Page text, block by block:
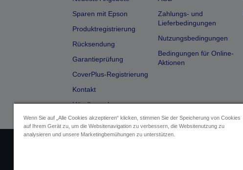
Sparen mit Epson
Produktregistrierung
Rücksendung
Garantieprüfung
CoverPlus-Registrierung
Kontakt
Händlersuche
Zahlungs- und
Lieferbedingungen
Nutzungsbedingungen
Bedingungen für Online-
Aktionen
Wenn Sie auf „Alle Cookies akzeptieren“ klicken, stimmen Sie der Speicherung von Cookies
auf Ihrem Gerät zu, um die Websitenavigation zu verbessern, die Websitenutzung zu
analysieren und unsere Marketingbemühungen zu unterstützen.